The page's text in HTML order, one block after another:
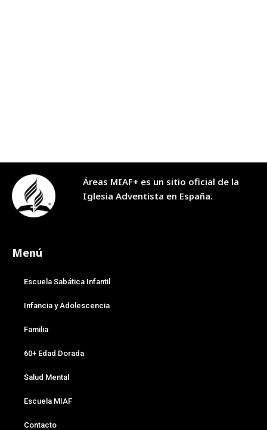
Áreas MIAF+ es un sitio oficial de la
Iglesia Adventista en España.
Menú
Escuela Sabática Infantil
Infancia y Adolescencia
Familia
60+ Edad Dorada
Salud Mental
Escuela MIAF
Contacto